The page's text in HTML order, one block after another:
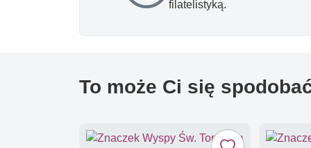
filatelistyką.
To może Ci się